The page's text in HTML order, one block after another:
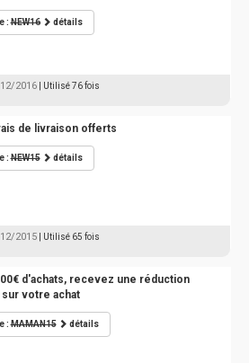
:NEW16 détails
2016 | Utilisé 76 fois
de livraison offerts
:NEW15 détails
2015 | Utilisé 65 fois
d'achats, recevez une réduction
sur votre achat
:MAMAN15 détails